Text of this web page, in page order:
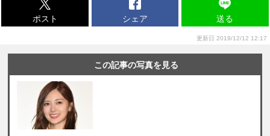
ポスト シェア 送る
更新日 2019/12/12 12:17
この記事の写真を見る